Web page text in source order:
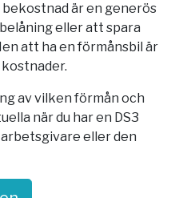
bekostnad är en generös
eller att spara
att ha en förmånsbil är
av vilken förmån och
när du har en DS3
arbetsgivare eller den